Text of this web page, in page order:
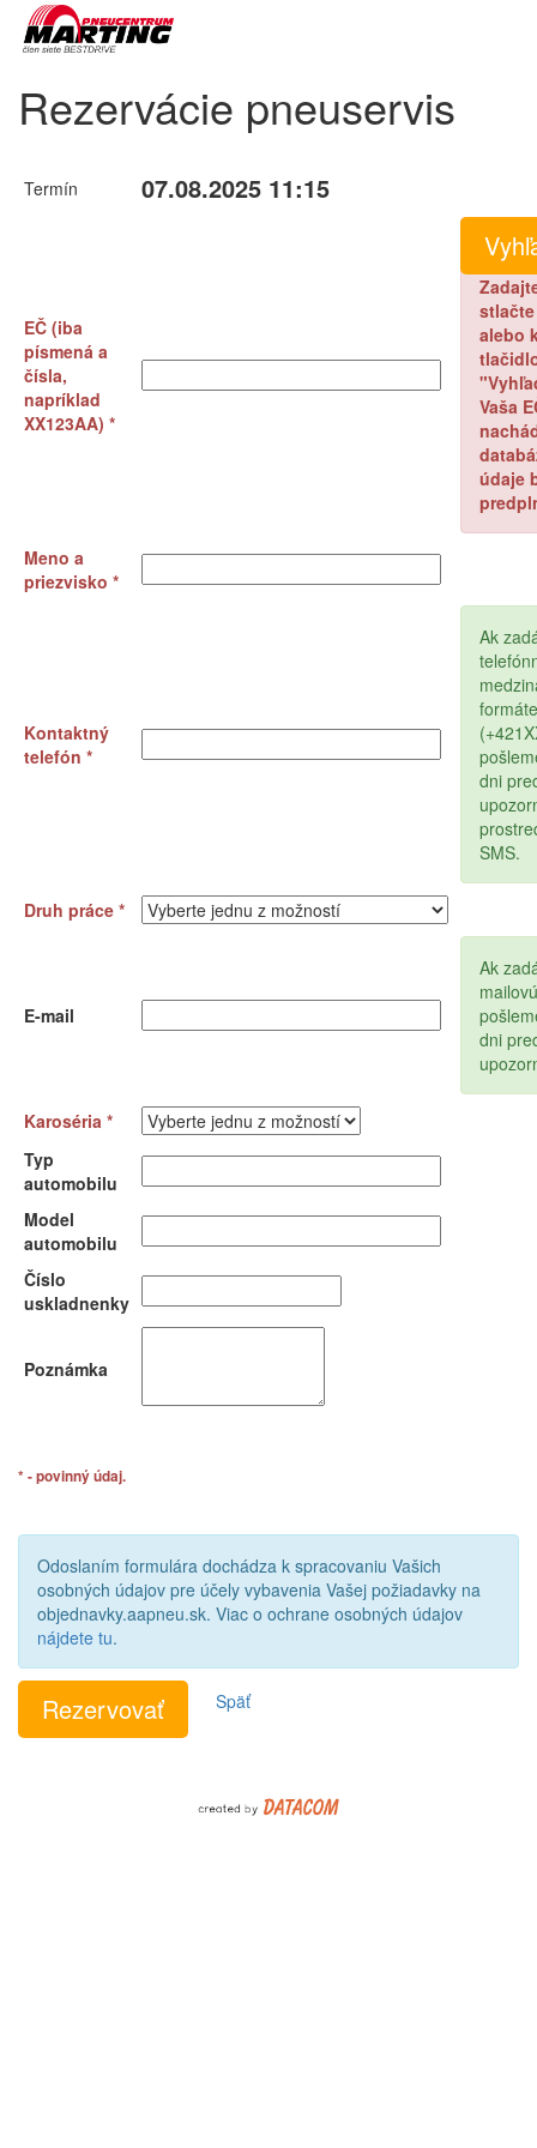
Rezervácie pneuservis
Termín 07.08.2025 11:15
EČ (iba
písmená a
čísla,
napríklad
XX123AA) *
stlačte
alebo
Vaša
údaje
Meno a
priezvisko *
Kontaktný
telefón *
Ak
formáte
dni
SMS.
Druh práce *
E-mail
Ak
dni
Karoséria *
Typ
automobilu
Model
automobilu
Číslo
uskladnenky
Poznámka
* - povinný údaj.
Odoslaním formulára dochádza k spracovaniu Vašich
osobných údajov pre účely vybavenia Vašej požiadavky na
objednavky.aapneu.sk. Viac o ochrane osobných údajov
nájdete tu.
Späť